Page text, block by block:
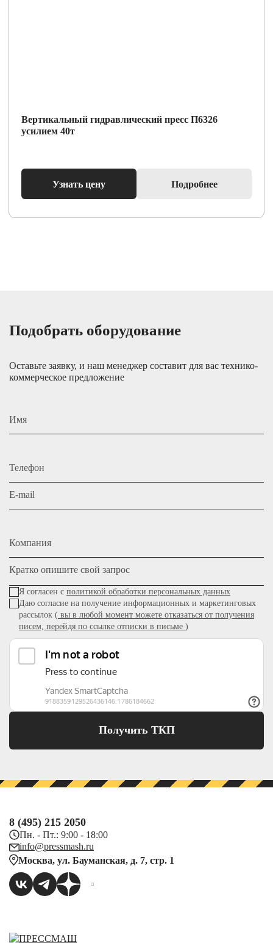
Вертикальный гидравлический пресс П6326
усилием 40т
Узнать цену Подробнее
Подобрать оборудование
Оставьте заявку, и наш менеджер составит для вас технико-
коммерческое предложение
Имя
Телефон
E-mail
Компания
Кратко опишите свой запрос
Я согласен с политикой обработки персональных данных
Даю согласие на получение информационных и маркетинговых
рассылок ( вы в любой момент можете отказаться от получения
писем, перейдя по ссылке отписки в письме )
Получить ТКП
8 (495) 215 2050
Пн. - Пт.: 9:00 - 18:00
info@pressmash.ru
Москва, ул. Бауманская, д. 7, стр. 1